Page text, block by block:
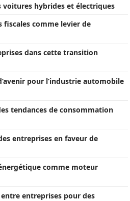
voitures hybrides et électriques
fiscales comme levier de
dans cette transition
pour l’industrie automobile
tendances de consommation
entreprises en faveur de
comme moteur
entreprises pour des